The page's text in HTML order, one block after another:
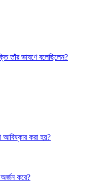
তাঁর ভাষণে বলেছিলেন?
আবিষ্কার করা হয়?
করে?